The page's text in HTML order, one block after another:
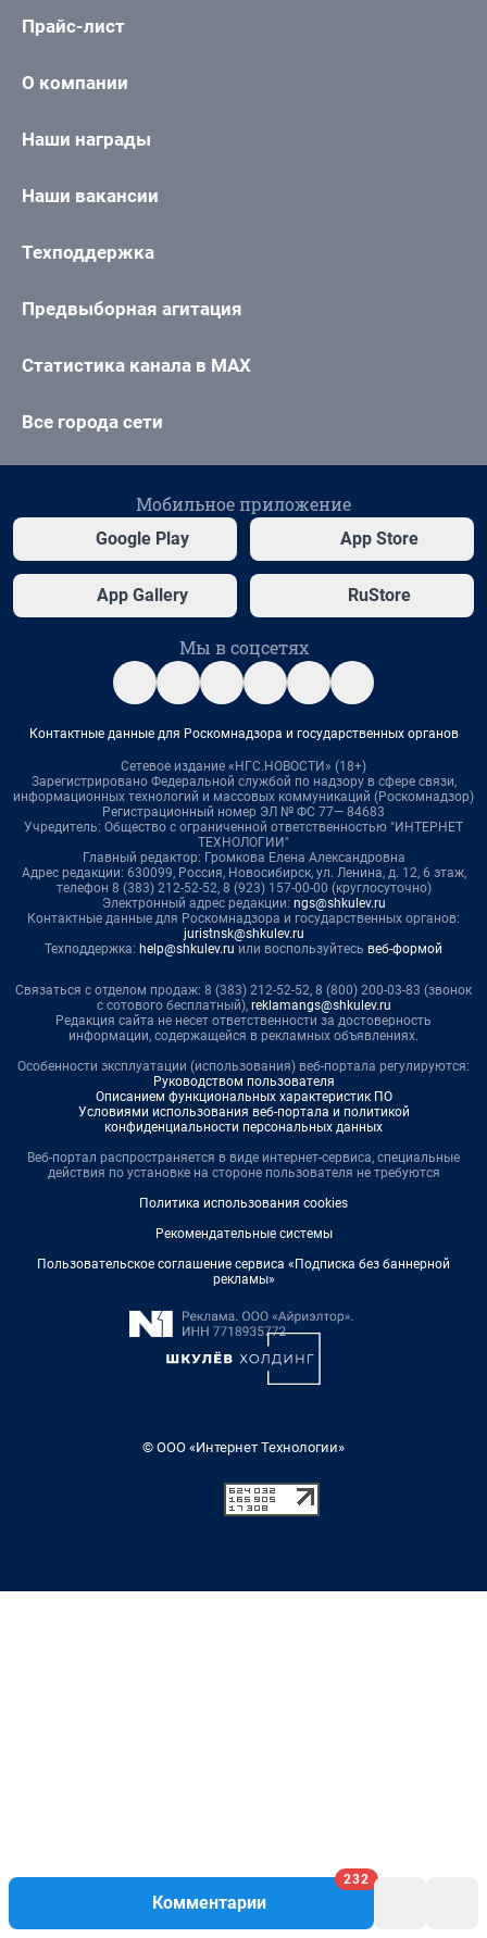
Комментарии
232
Прайс-лист
О компании
Наши награды
Наши вакансии
Техподдержка
Предвыборная агитация
Статистика канала в MAX
Все города сети
Мобильное приложение
Google Play App Store
App Gallery RuStore
Мы в соцсетях
Контактные данные для Роскомнадзора и государственных органов
Сетевое издание «НГС.НОВОСТИ» (18+)
Зарегистрировано Федеральной службой по надзору в сфере связи,
информационных технологий и массовых коммуникаций (Роскомнадзор)
Регистрационный номер ЭЛ № ФС 77— 84683
Учредитель: Общество с ограниченной ответственностью "ИНТЕРНЕТ
ТЕХНОЛОГИИ"
Главный редактор: Громкова Елена Александровна
Адрес редакции: 630099, Россия, Новосибирск, ул. Ленина, д. 12, 6 этаж,
телефон 8 (383) 212-52-52, 8 (923) 157-00-00 (круглосуточно)
Электронный адрес редакции: ngs@shkulev.ru
Контактные данные для Роскомнадзора и государственных органов:
juristnsk@shkulev.ru
Техподдержка: help@shkulev.ru или воспользуйтесь веб-формой
Связаться с отделом продаж: 8 (383) 212-52-52, 8 (800) 200-03-83 (звонок
с сотового бесплатный), reklamangs@shkulev.ru
Редакция сайта не несет ответственности за достоверность
информации, содержащейся в рекламных объявлениях.
Особенности эксплуатации (использования) веб-портала регулируются:
Руководством пользователя
Описанием функциональных характеристик ПО
Условиями использования веб-портала и политикой
конфиденциальности персональных данных
Веб-портал распространяется в виде интернет-сервиса, специальные
действия по установке на стороне пользователя не требуются
Политика использования cookies
Рекомендательные системы
Пользовательское соглашение сервиса «Подписка без баннерной
рекламы»
© ООО «Интернет Технологии»